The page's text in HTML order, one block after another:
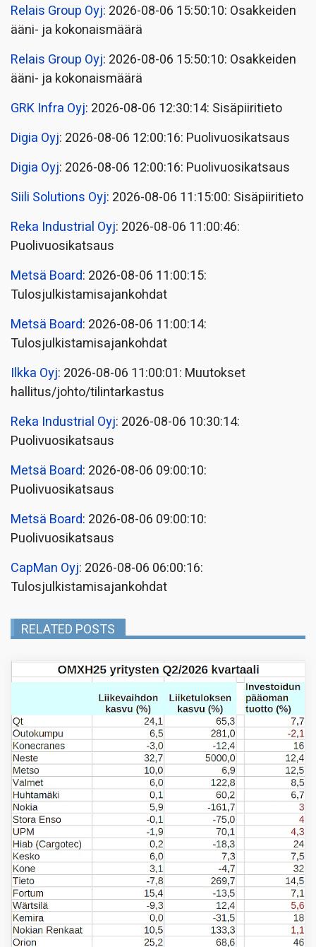
Relais Group Oyj: 2026-08-06 15:50:10: Osakkeiden
ääni- ja kokonaismäärä
Relais Group Oyj: 2026-08-06 15:50:10: Osakkeiden
ääni- ja kokonaismäärä
GRK Infra Oyj: 2026-08-06 12:30:14: Sisäpiiritieto
Digia Oyj: 2026-08-06 12:00:16: Puolivuosikatsaus
Digia Oyj: 2026-08-06 12:00:16: Puolivuosikatsaus
Siili Solutions Oyj: 2026-08-06 11:15:00: Sisäpiiritieto
Reka Industrial Oyj: 2026-08-06 11:00:46:
Puolivuosikatsaus
Metsä Board: 2026-08-06 11:00:15:
Tulosjulkistamisajankohdat
Metsä Board: 2026-08-06 11:00:14:
Tulosjulkistamisajankohdat
Ilkka Oyj: 2026-08-06 11:00:01: Muutokset
hallitus/johto/tilintarkastus
Reka Industrial Oyj: 2026-08-06 10:30:14:
Puolivuosikatsaus
Metsä Board: 2026-08-06 09:00:10:
Puolivuosikatsaus
Metsä Board: 2026-08-06 09:00:10:
Puolivuosikatsaus
CapMan Oyj: 2026-08-06 06:00:16:
Tulosjulkistamisajankohdat
RELATED POSTS